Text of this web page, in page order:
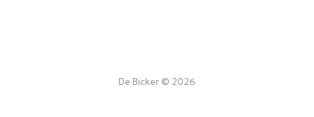
De Bicker © 2026